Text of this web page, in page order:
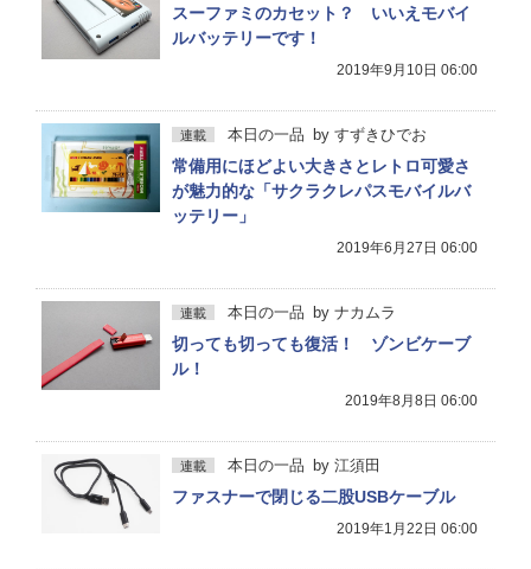
スーファミのカセット？ いいえモバイ
ルバッテリーです！
2019年9月10日 06:00
連載 本日の一品 by すずきひでお
常備用にほどよい大きさとレトロ可愛さ
が魅力的な「サクラクレパスモバイルバ
ッテリー」
2019年6月27日 06:00
連載 本日の一品 by ナカムラ
切っても切っても復活！ ゾンビケーブ
ル！
2019年8月8日 06:00
連載 本日の一品 by 江須田
ファスナーで閉じる二股USBケーブル
2019年1月22日 06:00